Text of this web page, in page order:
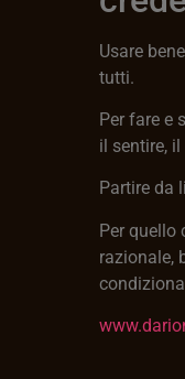
Usare
tutti.
Per fare e
il sentire, il
Partire da
Per quello
razionale,